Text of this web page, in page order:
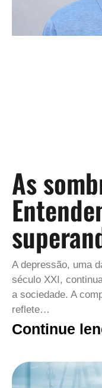
As
A depressão, uma
século XXI,
a sociedade. A
reflete…
Continue